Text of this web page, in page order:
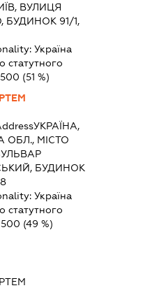
ВУЛИЦЯ
БУДИНОК 91/1,
Україна
статутного
(51 %)
УКРАЇНА,
ОБЛ., МІСТО
БУДИНОК
Україна
статутного
(49 %)